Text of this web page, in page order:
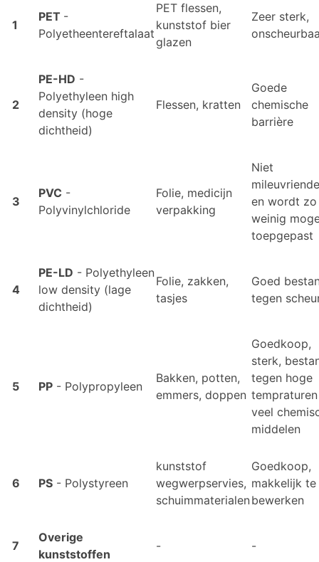
1
PET -
Polyetheentereftalaat
PET flessen,
kunststof bier
glazen
Zeer sterk,
2
PE-HD -
Polyethyleen high
density (hoge
dichtheid)
Flessen, kratten
Goede
chemische
barrière
3
PVC -
Polyvinylchloride
Folie, medicijn
verpakking
Niet
en wordt zo
weinig
toepgepast
4
PE-LD - Polyethyleen
low density (lage
dichtheid)
Folie, zakken,
tasjes
Goed
tegen
5 PP - Polypropyleen
Bakken, potten,
emmers, doppen
Goedkoop,
sterk,
tegen hoge
veel
middelen
6 PS - Polystyreen
kunststof
wegwerpservies,
schuimmaterialen
Goedkoop,
makkelijk te
bewerken
7
Overige
kunststoffen
- -